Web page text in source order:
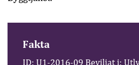
Fakta
ID: U1-2016-09 Beviljat i: